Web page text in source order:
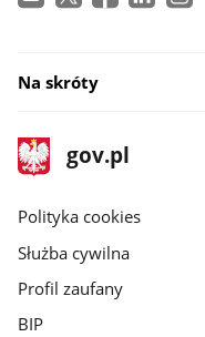
Na skróty
stopka
gov.pl
Strona
gov.pl
gov.pl
Polityka cookies
Służba cywilna
Profil zaufany
BIP